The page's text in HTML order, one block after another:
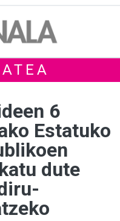
6
Estatuko
dute